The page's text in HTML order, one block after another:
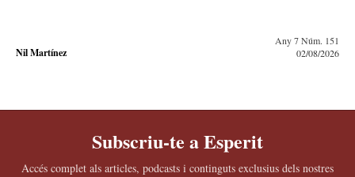
Nil Martínez
Any 7 Núm. 151
02/08/2026
Subscriu-te a Esperit
Accés complet als articles, podcasts i continguts exclusius dels nostres